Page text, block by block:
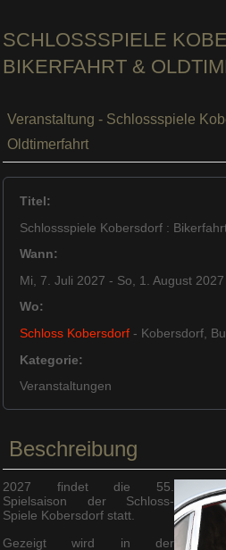
SCHLOSSSPIELE
BIKERFAHRT &
Veranstaltung - Schlossspiele
Oldtimerfahrt
Titel:
Schlossspiele Kobersdorf :
Wann:
Mi, 7. Juli 2027 - So, 1. August 2027
Wo:
Schloss Kobersdorf- Kobersdorf,
Kategorie:
Veranstaltungen
Beschreibung
2027 findet die 55.
Spielsaison der Schloss-
Spiele Kobersdorf statt.
Gezeigt wird in der